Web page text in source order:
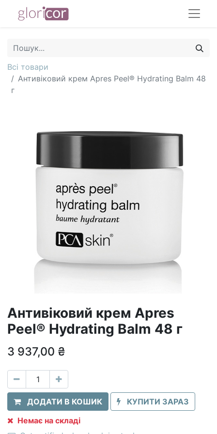
Всі товари
Антивіковий крем Apres Peel® Hydrating Balm 48
г
Антивіковий крем Apres
Peel® Hydrating Balm 48 г
3 937,00 ₴
ДОДАТИ В КОШИК
КУПИТИ ЗАРАЗ
Немає на складі